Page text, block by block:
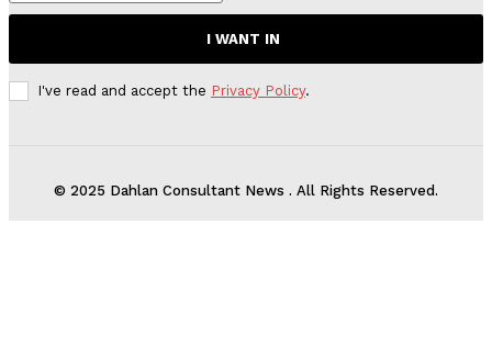
I WANT IN
I've read and accept the Privacy Policy.
© 2025 Dahlan Consultant News . All Rights Reserved.